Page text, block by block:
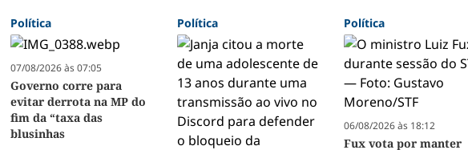
Política
07/08/2026 às 07:05
Governo corre para
evitar derrota na MP do
fim da “taxa das
blusinhas
Política Política
06/08/2026 às 18:12
Fux vota por manter